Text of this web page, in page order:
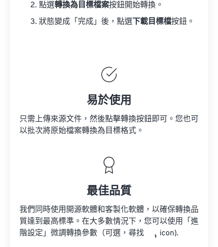
點選轉換為目標檔案按鈕開始轉換。
狀態變成「完成」後，點選 下載目標檔按鈕。
易於使用
只需上傳來源文件，然後點擊轉換按鈕即可。您也可
以批次將原始檔案轉換為目標格式。
最佳品質
我們同時使用開源軟體和客製化軟體，以確保轉換品
質達到最高標準。在大多數情況下，您可以使用「進
階設定」微調轉換參數（可選，尋找
icon).